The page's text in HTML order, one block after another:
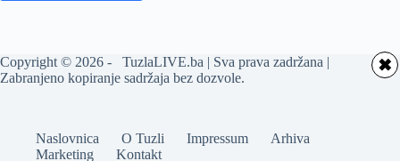
Copyright © 2026 - TuzlaLIVE.ba | Sva prava zadržana |
Zabranjeno kopiranje sadržaja bez dozvole.
Naslovnica O Tuzli Impressum
Arhiva
Marketing
Kontakt
✖